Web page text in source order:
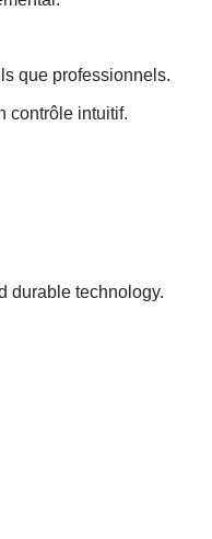
que professionnels.
contrôle intuitif.
durable technology.